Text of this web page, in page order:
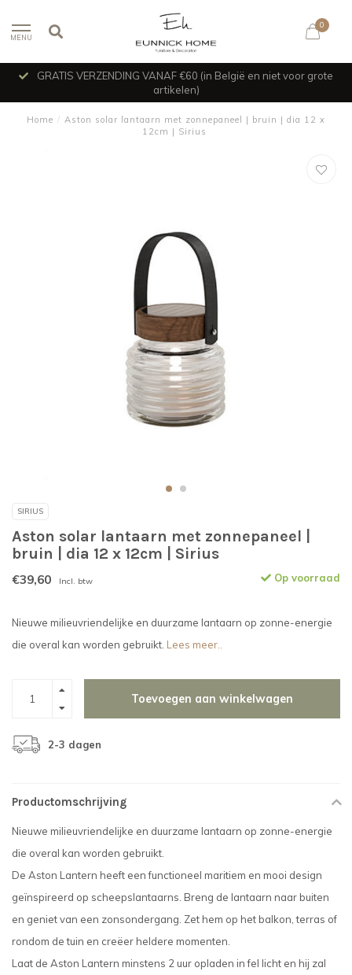
MENU
0
GRATIS VERZENDING VANAF €60 (in België en niet voor grote
artikelen)
Home / Aston solar lantaarn met zonnepaneel | bruin | dia 12 x
12cm | Sirius
SIRIUS
Aston solar lantaarn met zonnepaneel |
bruin | dia 12 x 12cm | Sirius
€39,60 Incl. btw Op voorraad
Nieuwe milieuvriendelijke en duurzame lantaarn op zonne-energie
die overal kan worden gebruikt. Lees meer..
Toevoegen aan winkelwagen
2-3 dagen
Productomschrijving
Nieuwe milieuvriendelijke en duurzame lantaarn op zonne-energie
die overal kan worden gebruikt.
De Aston Lantern heeft een functioneel maritiem en mooi design
geïnspireerd op scheepslantaarns. Breng de lantaarn naar buiten
en geniet van een zonsondergang. Zet hem op het balkon, terras of
rondom de tuin en creëer heldere momenten.
Laat de Aston Lantern minstens 2 uur opladen in fel licht en hij zal